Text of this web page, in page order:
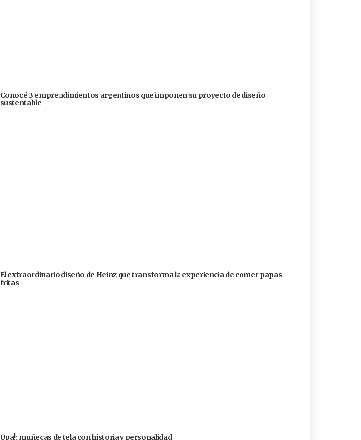
Conocé 3 emprendimientos argentinos que imponen su proyecto de diseño
sustentable
El extraordinario diseño de Heinz que transforma la experiencia de comer papas
fritas
Upa!: muñecas de tela con historia y personalidad